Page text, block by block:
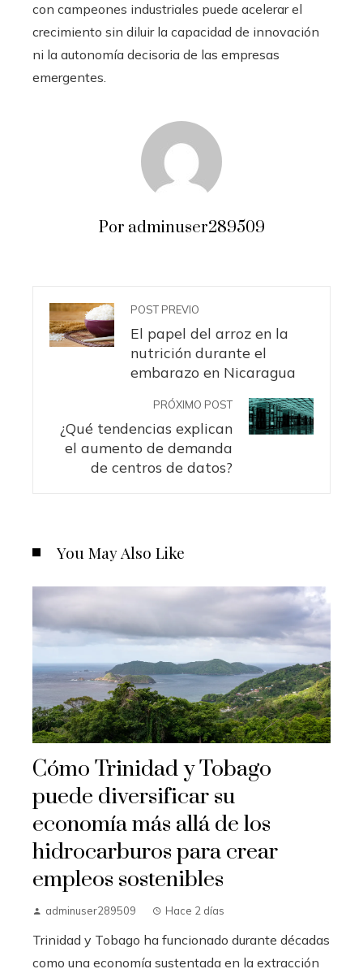
con campeones industriales puede acelerar el
crecimiento sin diluir la capacidad de innovación
ni la autonomía decisoria de las empresas
emergentes.
Por adminuser289509
POST PREVIO
El papel del arroz en la
nutrición durante el
embarazo en Nicaragua
PRÓXIMO POST
¿Qué tendencias explican
el aumento de demanda
de centros de datos?
You May Also Like
Cómo Trinidad y Tobago
puede diversificar su
economía más allá de los
hidrocarburos para crear
empleos sostenibles
adminuser289509 Hace 2 días
Trinidad y Tobago ha funcionado durante décadas
como una economía sustentada en la extracción